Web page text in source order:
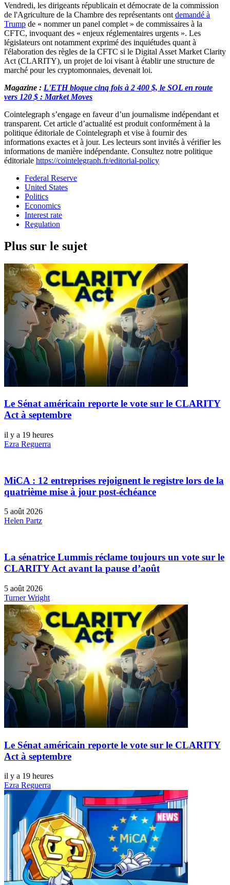
Vendredi, les dirigeants républicain et démocrate de la commission
de l'Agriculture de la Chambre des représentants ont demandé à
Trump de « nommer un panel complet » de commissaires à la
CFTC, invoquant des « enjeux réglementaires urgents ». Les
législateurs ont notamment exprimé des inquiétudes quant à
l'élaboration des règles de la CFTC si le Digital Asset Market Clarity
Act (CLARITY), un projet de loi visant à établir une structure de
marché pour les cryptomonnaies, devenait loi.
Magazine : L'ETH bloque cinq fois à 2 400 $, le SOL en route
vers 120 $ : Market Moves
Cointelegraph s’engage en faveur d’un journalisme indépendant et
transparent. Cet article d’actualité est produit conformément à la
politique éditoriale de Cointelegraph et vise à fournir des
informations exactes et à jour. Les lecteurs sont invités à vérifier les
informations de manière indépendante. Consultez notre politique
éditoriale https://cointelegraph.fr/editorial-policy
Federal Reserve
United States
Politics
Economics
Interest rate
Regulation
Plus sur le sujet
Le Sénat américain reporte le vote sur le CLARITY
Act à septembre
il y a 19 heures
Ezra Reguerra
MiCA : 12 entreprises rejoignent le registre lors de la
quatrième mise à jour post-échéance
5 août 2026
Helen Partz
La sénatrice Lummis réclame toujours un vote sur le
CLARITY Act avant la pause d’août
5 août 2026
Turner Wright
Le Sénat américain reporte le vote sur le CLARITY
Act à septembre
il y a 19 heures
Ezra Reguerra